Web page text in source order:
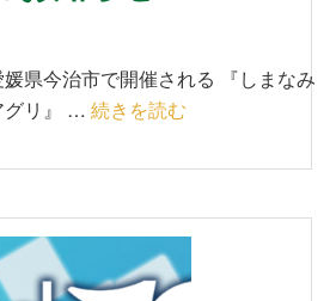
県今治市で開催される 『しまなみ
グリ』 … 続きを読む